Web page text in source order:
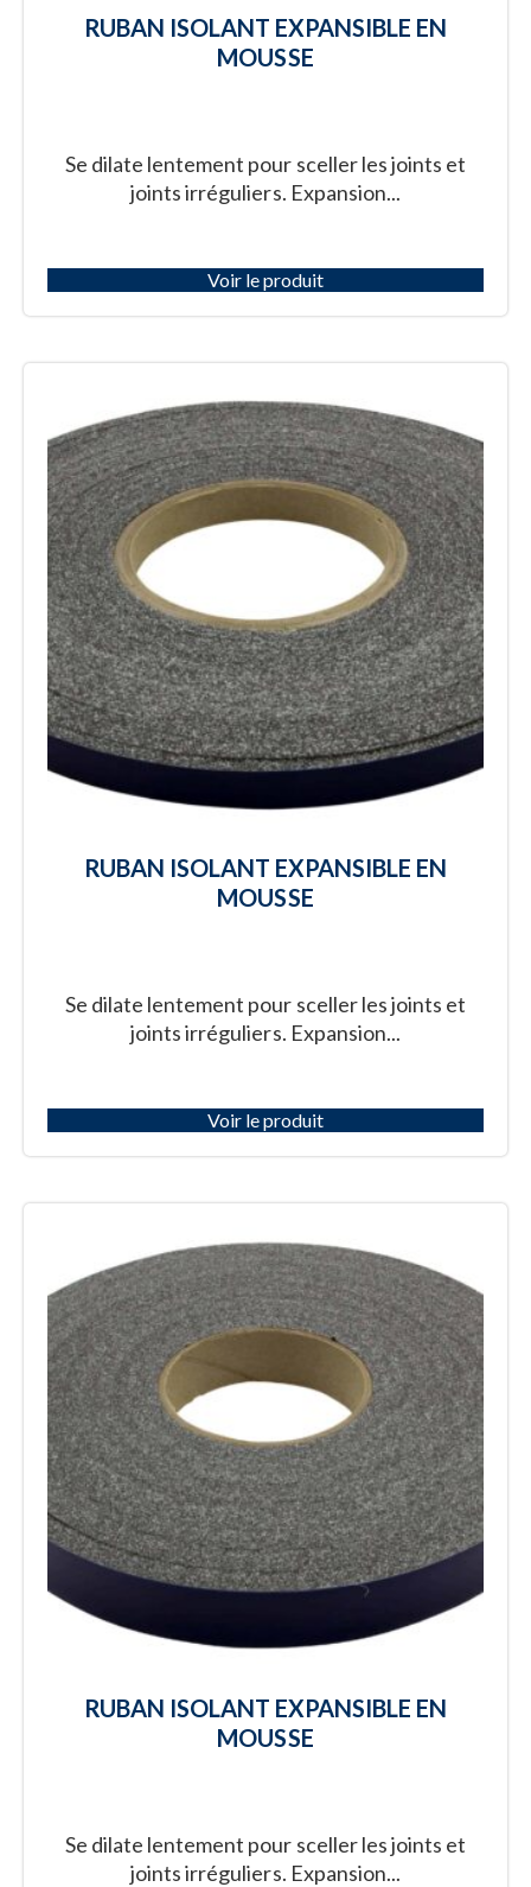
RUBAN ISOLANT EXPANSIBLE EN
MOUSSE
Se dilate lentement pour sceller les joints et
joints irréguliers. Expansion...
Voir le produit
RUBAN ISOLANT EXPANSIBLE EN
MOUSSE
Se dilate lentement pour sceller les joints et
joints irréguliers. Expansion...
Voir le produit
RUBAN ISOLANT EXPANSIBLE EN
MOUSSE
Se dilate lentement pour sceller les joints et
joints irréguliers. Expansion...